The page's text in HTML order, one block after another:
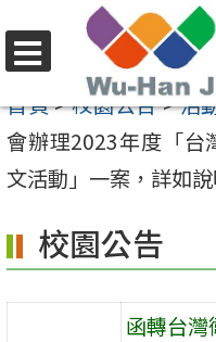
至
要
內
區
選
單
首頁>校園公告>活
會辦理2023年度「台
文活動」一案，詳如
校園公告
函轉台